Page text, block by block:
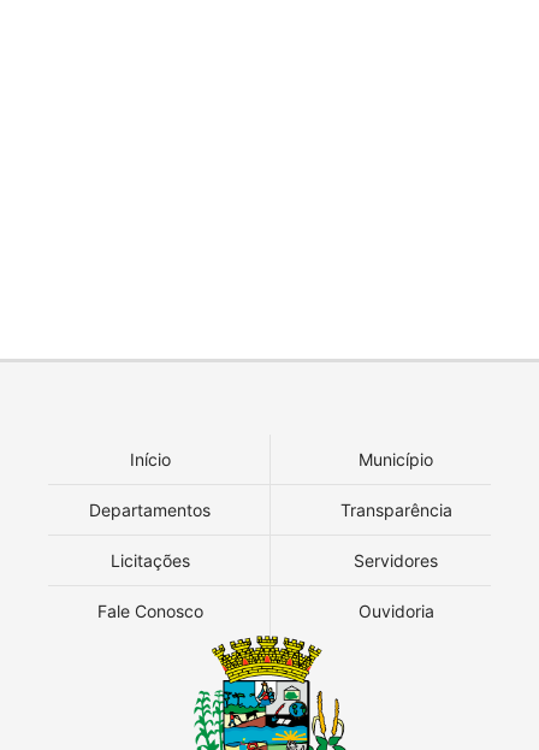
Início Município
Departamentos Transparência
Licitações Servidores
Fale Conosco Ouvidoria